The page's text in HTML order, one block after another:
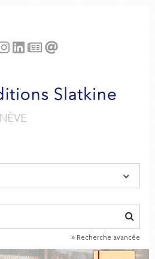
Recherche avancée